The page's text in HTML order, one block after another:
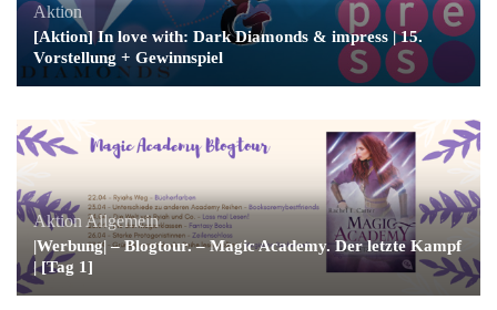
Aktion
[Aktion] In love with: Dark Diamonds & impress | 15.
Vorstellung + Gewinnspiel
Aktion Allgemein
|Werbung| – Blogtour. – Magic Academy. Der letzte Kampf
| [Tag 1]